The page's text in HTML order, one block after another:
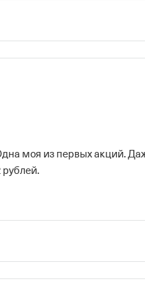
моя из первых акций.
рублей.